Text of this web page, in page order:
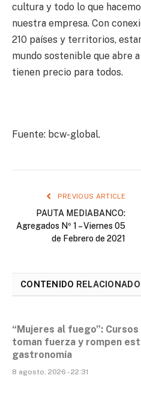
cultura y todo lo que
nuestra empresa. Con
210 países y territorios,
mundo sostenible que abre
tienen precio para todos.
Fuente: bcw-global.
PREVIOUS ARTICLE
PAUTA MEDIABANCO:
Agregados Nº 1 – Viernes 05
de Febrero de 2021
CONTENIDO RELACIONADO
“Mujeres al fuego”:
toman fuerza y rompen
gastronomía
8 agosto, 2026 - 22:31